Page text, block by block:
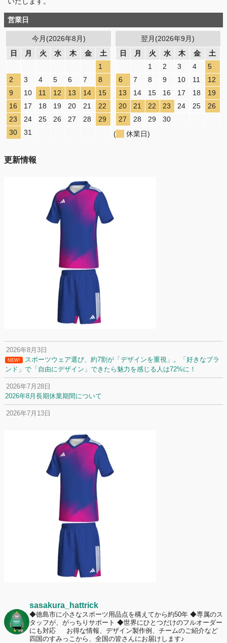
営業日
今月(2026年8月)
日
月 火 水 木 金
土
1
2
3 4 5 6 7
8
9
10 11 12 13 14
15
16
17 18 19 20 21
22
23
24 25 26 27 28
29
30
31
翌月(2026年9月)
日
月 火 水 木 金
土
1
2 3 4
5
6
7 8 9 10 11
12
13
14 15 16 17 18
19
20
21 22 23 24 25
26
27
28 29
30
(
休業日)
更新情報
2026年8月3日
NEW!
スポーツウェア選び、約7割が「デザインを重視」。「好きなブラ
ンド」で「自由にデザイン」できたら魅力を感じる人は72%に！
2026年7月28日
2026年8月長期休業期間について
2026年7月13日
名前入りユニフォームで子どもの自信が「プラスになった」と感じた保
護者は約67%！「やや高いと感じたが納得して購入した」と価値を実感
する声も32.7%に！
応援ユニフォーム、約53％が「会場に一体感があってよい」と回答。チ
ームへの愛情が伝わる応援スタイルとは？
sasakura_hattrick
◆徳島市に小さなスポーツ用品点を構えてから約50年 ◆専属のス
タッフが、がっちりサポート ◆世界にひとつだけのフルオーダー
にも対応
お得な情報、デザイン製作例、チームのご紹介など
四国のすみっこから、全国の皆さんにお届けします♪